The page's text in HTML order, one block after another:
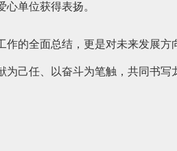
单位获得表扬。
的全面总结，更是对未来发展
己任、以奋斗为笔触，共同书写